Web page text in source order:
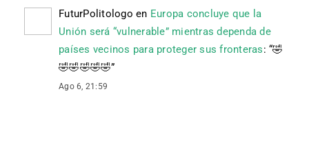
FuturPolitologo en Europa concluye que la
Unión será “vulnerable” mientras dependa de
países vecinos para proteger sus fronteras: “🤣
🤣🤣🤣🤣🤣”
Ago 6, 21:59